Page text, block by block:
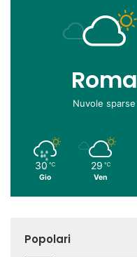
Roma
Nuvole sparse
30 ℃
Gio
29 ℃
Ven
Popolari